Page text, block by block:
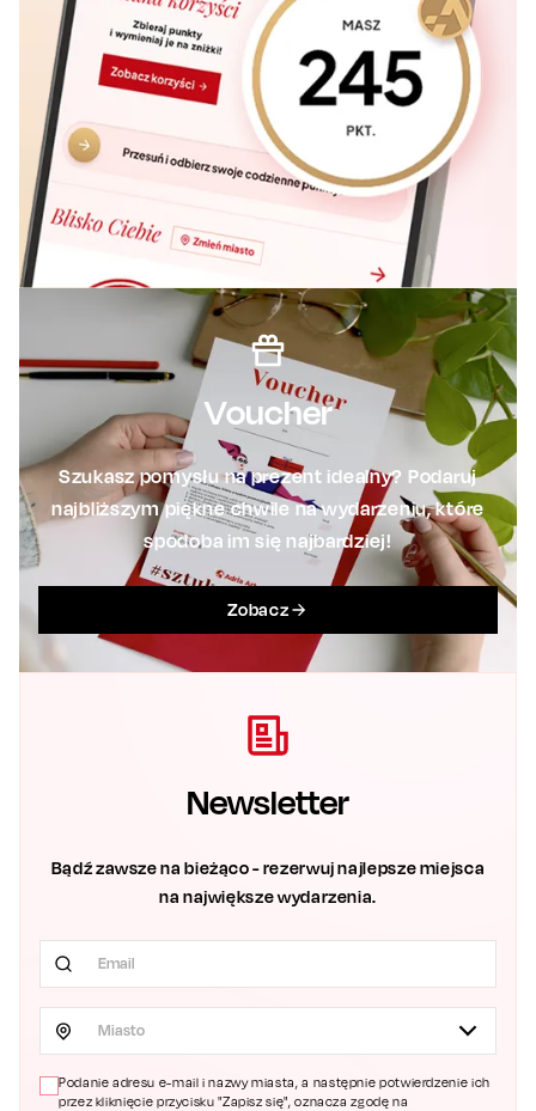
Voucher
Szukasz pomysłu na prezent idealny? Podaruj
najbliższym piękne chwile na wydarzeniu, które
spodoba im się najbardziej!
Zobacz
Newsletter
Bądź zawsze na bieżąco - rezerwuj najlepsze miejsca
na największe wydarzenia.
Miasto
Podanie adresu e-mail i nazwy miasta, a następnie potwierdzenie ich
przez kliknięcie przycisku "Zapisz się", oznacza zgodę na